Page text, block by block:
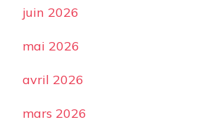
juin 2026
mai 2026
avril 2026
mars 2026